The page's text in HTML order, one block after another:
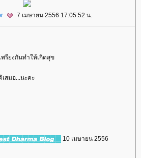
7 เมษายน 2556 17:05:52 น.
รียงกันทำให้เกิดสุข
สมอ...นะคะ
10 เมษายน 2556